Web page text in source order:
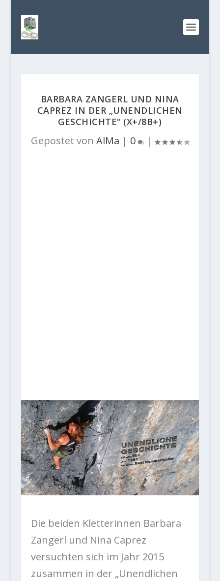
BARBARA ZANGERL UND NINA
CAPREZ IN DER „UNENDLICHEN
GESCHICHTE“ (X+/8B+)
Gepostet von AlMa | 0 |
Die beiden Kletterinnen Barbara
Zangerl und Nina Caprez
versuchten sich im Jahr 2015
zusammen in der „Unendlichen